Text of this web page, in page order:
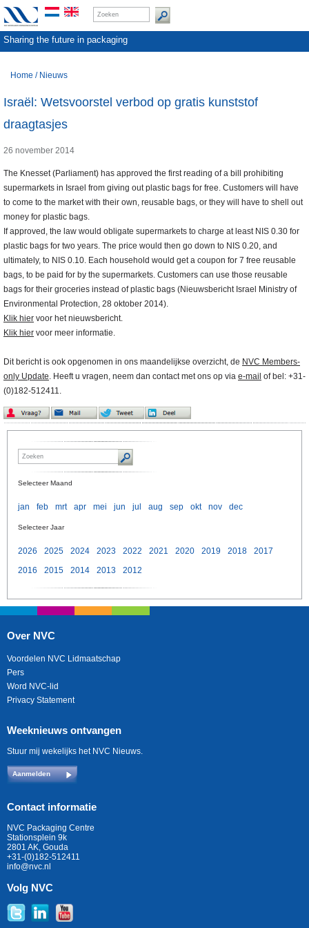
Sharing the future in packaging
Home / Nieuws
Israël: Wetsvoorstel verbod op gratis kunststof
draagtasjes
26 november 2014
The Knesset (Parliament) has approved the first reading of a bill prohibiting
supermarkets in Israel from giving out plastic bags for free. Customers will have
to come to the market with their own, reusable bags, or they will have to shell out
money for plastic bags.
If approved, the law would obligate supermarkets to charge at least NIS 0.30 for
plastic bags for two years. The price would then go down to NIS 0.20, and
ultimately, to NIS 0.10. Each household would get a coupon for 7 free reusable
bags, to be paid for by the supermarkets. Customers can use those reusable
bags for their groceries instead of plastic bags (Nieuwsbericht Israel Ministry of
Environmental Protection, 28 oktober 2014).
Klik hier voor het nieuwsbericht.
Klik hier voor meer informatie.
Dit bericht is ook opgenomen in ons maandelijkse overzicht, de NVC Members-
only Update. Heeft u vragen, neem dan contact met ons op via e-mail of bel: +31-
(0)182-512411.
Selecteer Maand
jan feb mrt apr mei jun jul aug sep okt nov dec
Selecteer Jaar
2026 2025 2024 2023 2022 2021 2020 2019 2018
2017
2016
2015 2014 2013 2012
Over NVC
Voordelen NVC Lidmaatschap
Pers
Word NVC-lid
Privacy Statement
Weeknieuws ontvangen
Stuur mij wekelijks het NVC Nieuws.
Aanmelden
Contact informatie
NVC Packaging Centre
Stationsplein 9k
2801 AK, Gouda
+31-(0)182-512411
info@nvc.nl
Volg NVC